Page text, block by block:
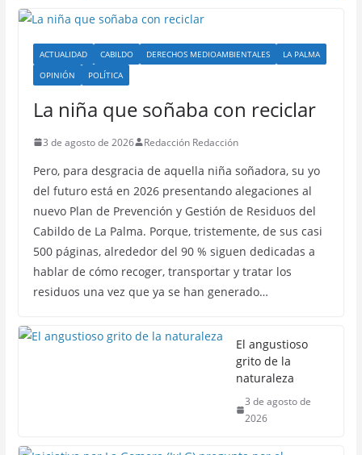
ACTUALIDAD CABILDO DERECHOS MEDIOAMBIENTALES
LA PALMA
OPINIÓN
POLÍTICA
La niña que soñaba con reciclar
3 de agosto de 2026 Redacción Redacción
Pero, para desgracia de aquella niña soñadora, su yo
del futuro está en 2026 presentando alegaciones al
nuevo Plan de Prevención y Gestión de Residuos del
Cabildo de La Palma. Porque, tristemente, de sus casi
500 páginas, alrededor del 90 % siguen dedicadas a
hablar de cómo recoger, transportar y tratar los
residuos una vez que ya se han generado…
El angustioso
grito de la
naturaleza
3 de agosto de
2026